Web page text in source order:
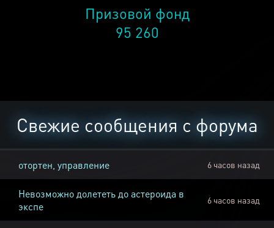
Призовой фонд
95 260
Свежие сообщения с форума
отортен, управление 6 часов назад
Невозможно долететь до астероида в
экспе
6 часов назад